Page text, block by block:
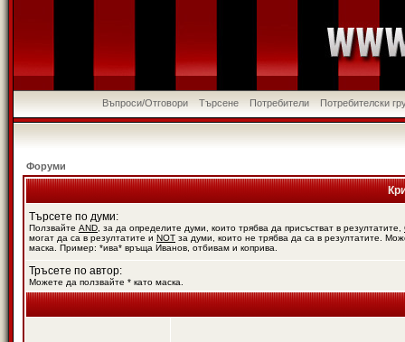
Въпроси/Отговори Търсене Потребители Потребителски
Форуми
Търсете по думи:
Ползвайте AND , за да определите думи, които трябва да присъстват в резултатите,
могат да са в резултатите и NOT за думи, които не трябва да са в резултатите.
маска. Пример: *ива* връща Иванов, отбивам и коприва.
Тръсете по автор:
Можете да ползвайте * като маска.